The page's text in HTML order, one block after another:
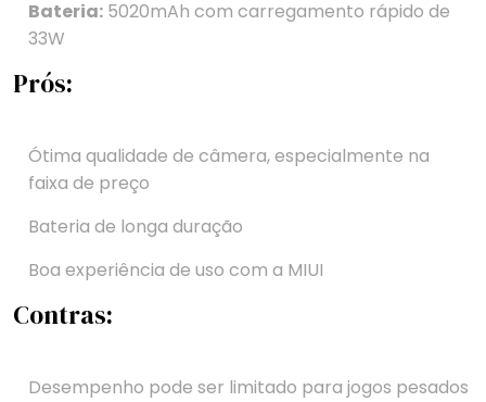
Bateria: 5020mAh com carregamento rápido de
33W
Prós:
Ótima qualidade de câmera, especialmente na
faixa de preço
Bateria de longa duração
Boa experiência de uso com a MIUI
Contras:
Desempenho pode ser limitado para jogos pesados